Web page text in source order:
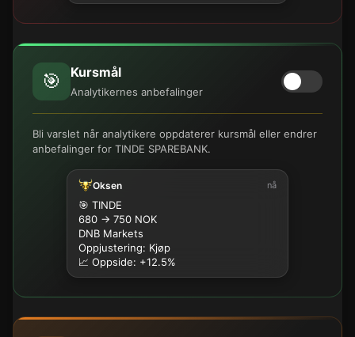
🎯 Kursmål
Analytikernes anbefalinger
Bli varslet når analytikere oppdaterer kursmål eller endrer
anbefalinger for TINDE SPAREBANK.
Oksen nå
🎯 TINDE
680 → 750 NOK
DNB Markets
Oppjustering: Kjøp
📈 Oppside: +12.5%